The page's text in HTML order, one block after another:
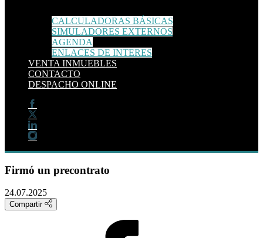
CALCULADORAS BÁSICAS
SIMULADORES EXTERNOS
AGENDA
ENLACES DE INTERES
VENTA INMUEBLES
CONTACTO
DESPACHO ONLINE
Firmó un precontrato
24.07.2025
Compartir